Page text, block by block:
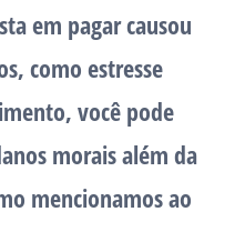
em pagar causou
como estresse
você pode
morais além da
mencionamos ao